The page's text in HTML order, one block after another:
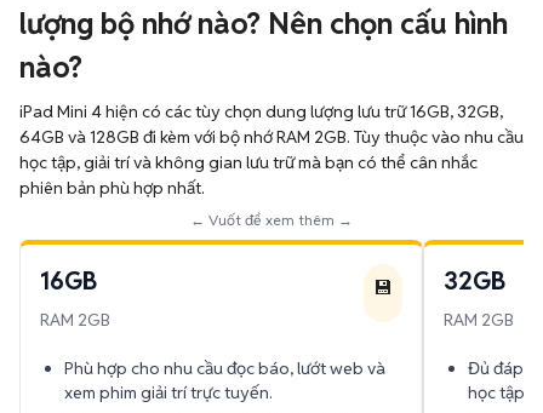
lượng bộ nhớ nào? Nên chọn cấu hình
nào?
iPad Mini 4 hiện có các tùy chọn dung lượng lưu trữ 16GB, 32GB,
64GB và 128GB đi kèm với bộ nhớ RAM 2GB. Tùy thuộc vào nhu cầu
học tập, giải trí và không gian lưu trữ mà bạn có thể cân nhắc
phiên bản phù hợp nhất.
← Vuốt để xem thêm →
16GB
RAM 2GB
💾
Phù hợp cho nhu cầu đọc báo, lướt web và
xem phim giải trí trực tuyến.
32GB
RAM 2GB
Đủ đáp
học tập,